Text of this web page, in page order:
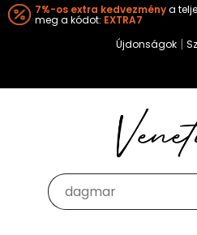
7%-os extra kedvezménya
meg a kódot: EXTRA7
Újdonságok |